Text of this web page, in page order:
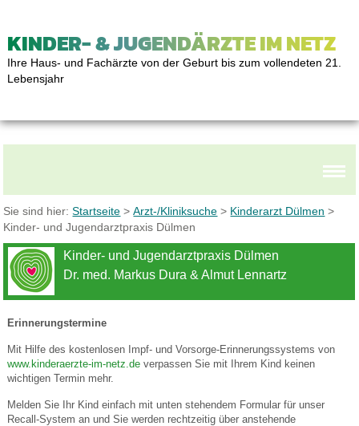
KINDER- & JUGENDÄRZTE IM NETZ
Ihre Haus- und Fachärzte von der Geburt bis zum vollendeten 21.
Lebensjahr
Sie sind hier:Startseite >Arzt-/Kliniksuche > Kinderarzt Dülmen >
Kinder- und Jugendarztpraxis Dülmen
Kinder- und Jugendarztpraxis Dülmen
Dr. med. Markus Dura & Almut Lennartz
Erinnerungstermine
Mit Hilfe des kostenlosen Impf- und Vorsorge-Erinnerungssystems von
www.kinderaerzte-im-netz.deverpassen Sie mit Ihrem Kind keinen
wichtigen Termin mehr.
Melden Sie Ihr Kind einfach mit unten stehendem Formular für unser
Recall-System an und Sie werden rechtzeitig über anstehende